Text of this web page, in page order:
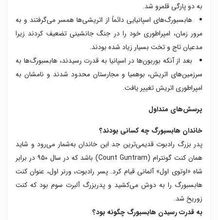
به دو پارگی قلمرو شد.
هابسبورگ‌های اسپانیایی دائماً از اتریشی‌ها همسر می‌گرفتند و به
مرور زمان، امپراطوری خود را در جنگ جانشینی تضعیف کردند زیرا
مدعیان تاج و تخت بسیار زیاد شده بودند.
بعد از آنکه بوربون‌ها در اسپانیا به قدرت رسیدند، هابسبورگ‌ها به
سرزمین‌های اتریش، بوهمیا و مجارستان محدود شدند و نامشان به
امپراطوری اتریش تغییر یافت.
پرسش‌های متداول
خاندان هابسبورگ چه کسانی بودند؟
پدر بزرگ رادبوت قدیمی‌ترین جد این خاندان به‌شمار می‌رود و شاید
همان کنت گونترام (Count Guntram) باشد که در سال ۹۵۰ در برابر
شاه «اوتوی اول» آلمانی قیام کرد. پسر رادبوت، ورنر اول، عنوان کنت
هابسبورگ را به دوش می‌کشید و پدربزرگ آلبرت سوم بود که کنت
زوریخ شد.
به قدرت رسیدن هابسبورگ چگونه بود؟